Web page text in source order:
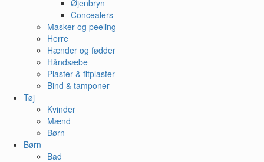
Øjenbryn
Concealers
Masker og peeling
Herre
Hænder og fødder
Håndsæbe
Plaster & fitplaster
Bind & tamponer
Tøj
Kvinder
Mænd
Børn
Børn
Bad